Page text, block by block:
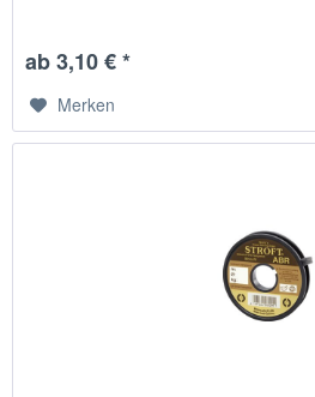
ab 3,10 € *
Merken